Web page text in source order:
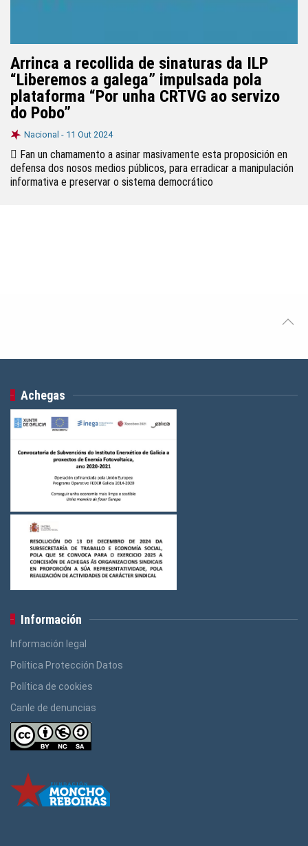
Arrinca a recollida de sinaturas da ILP
“Liberemos a galega” impulsada pola
plataforma “Por unha CRTVG ao servizo
do Pobo”
Nacional - 11 Out 2024
 Fan un chamamento a asinar masivamente esta proposición en
defensa dos nosos medios públicos, para erradicar a manipulación
informativa e preservar o sistema democrático
Achegas
Información
Información legal
Política Protección Datos
Política de cookies
Canle de denuncias